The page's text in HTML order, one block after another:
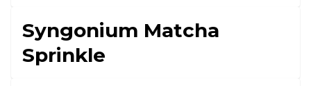
Syngonium Matcha
Sprinkle